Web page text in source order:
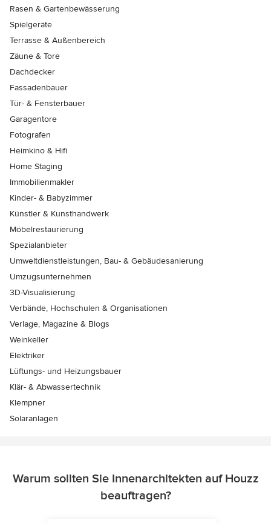
Rasen & Gartenbewässerung
Spielgeräte
Terrasse & Außenbereich
Zäune & Tore
Dachdecker
Fassadenbauer
Tür- & Fensterbauer
Garagentore
Fotografen
Heimkino & Hifi
Home Staging
Immobilienmakler
Kinder- & Babyzimmer
Künstler & Kunsthandwerk
Möbelrestaurierung
Spezialanbieter
Umweltdienstleistungen, Bau- & Gebäudesanierung
Umzugsunternehmen
3D-Visualisierung
Verbände, Hochschulen & Organisationen
Verlage, Magazine & Blogs
Weinkeller
Elektriker
Lüftungs- und Heizungsbauer
Klär- & Abwassertechnik
Klempner
Solaranlagen
Warum sollten Sie Innenarchitekten auf Houzz
beauftragen?